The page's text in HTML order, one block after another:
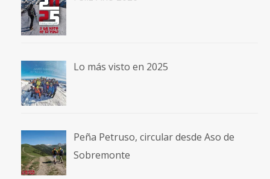
Lo más visto en 2025
Peña Petruso, circular desde Aso de
Sobremonte